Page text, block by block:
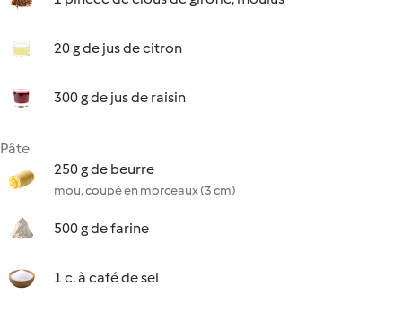
20 g de jus de citron
300 g de jus de raisin
Pâte
250 g de beurre
mou, coupé en morceaux (3 cm)
500 g de farine
1 c. à café de sel